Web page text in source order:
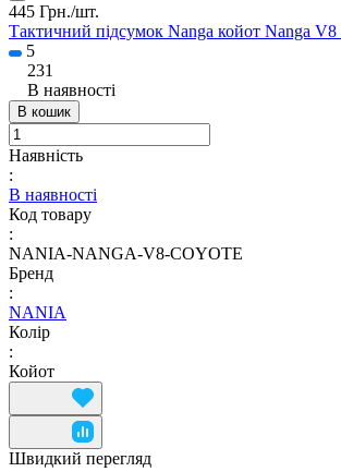
445 Грн./шт.
Тактичний підсумок Nanga койот Nanga V8
5
231
В наявності
В кошик
Наявність
:
В наявності
Код товару
:
NANIA-NANGA-V8-COYOTE
Бренд
:
NANIA
Колір
:
Койот
Швидкий перегляд